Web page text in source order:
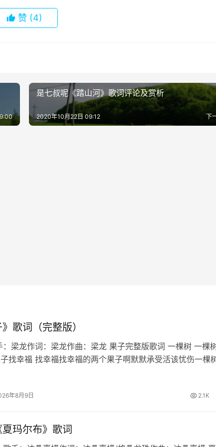
赞 (4)
是七叔呢《踏山河》歌词评论及赏析
下
2020年10月22日 09:12
歌词（完整版）
：梁龙作词：梁龙作曲：梁龙 果子完整版歌词 一棵树 一棵
找幸福 找幸福找幸福的两个果子啊默默承受活该忧伤一棵
年8月9日 2.1K
玛尔布》歌词